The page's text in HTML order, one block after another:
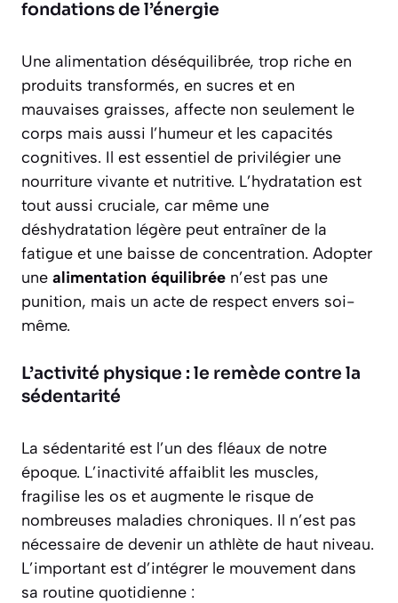
fondations de l’énergie
Une alimentation déséquilibrée, trop riche en
produits transformés, en sucres et en
mauvaises graisses, affecte non seulement le
corps mais aussi l’humeur et les capacités
cognitives. Il est essentiel de privilégier une
nourriture vivante et nutritive. L’hydratation est
tout aussi cruciale, car même une
déshydratation légère peut entraîner de la
fatigue et une baisse de concentration. Adopter
une alimentation équilibrée n’est pas une
punition, mais un acte de respect envers soi-
même.
L’activité physique : le remède contre la
sédentarité
La sédentarité est l’un des fléaux de notre
époque. L’inactivité affaiblit les muscles,
fragilise les os et augmente le risque de
nombreuses maladies chroniques. Il n’est pas
nécessaire de devenir un athlète de haut niveau.
L’important est d’intégrer le mouvement dans
sa routine quotidienne :